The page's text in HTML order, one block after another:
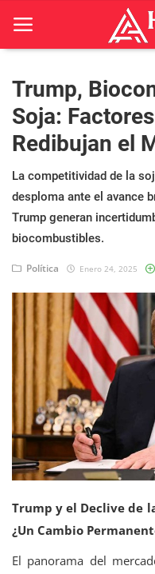
Inicio
ACTUALIDAD
BELLEZA
Ciencia
Economía
Espetáculos
Negocios
Tecnología
Trump,
Soja:
Redibujan el
La competitividad de la
desploma ante el avance
Trump generan
biocombustibles.
Política Enero 24, 2025
Trump y el Declive de
¿Un Cambio
El panorama del